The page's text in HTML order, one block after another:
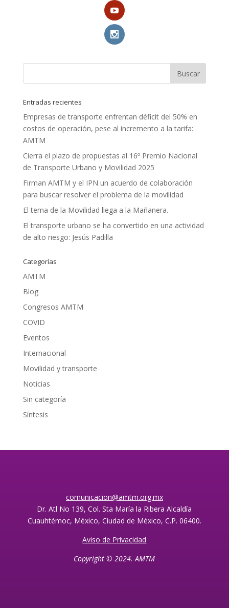
Entradas recientes
Empresas de transporte enfrentan déficit del 50% en
costos de operación, pese al incremento a la tarifa:
AMTM
Cierra el plazo de propuestas al 16º Premio Nacional
de Transporte Urbano y Movilidad 2025
Firman AMTM y el IPN un acuerdo de colaboración
para buscar resolver el problema de la movilidad
El tema de la Movilidad llega a la Mañanera.
El transporte urbano se ha convertido en una actividad
de alto riesgo: Jesús Padilla
Categorías
AMTM
Blog
Congresos AMTM
COVID
Eventos
Internacional
Movilidad y transporte
Noticias
Sin categoría
Síntesis
comunicacion@amtm.org.mx
Dr. Atl No 139, Col. Sta María la Ribera Alcaldía
Cuauhtémoc, México, Ciudad de México, C.P. 06400.
Aviso de Privacidad
Copyright © 2024. AMTM